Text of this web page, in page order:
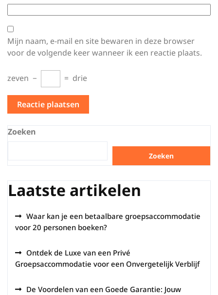
Mijn naam, e-mail en site bewaren in deze browser
voor de volgende keer wanneer ik een reactie plaats.
zeven − = drie
Zoeken
Zoeken
Laatste artikelen
Waar kan je een betaalbare groepsaccommodatie
voor 20 personen boeken?
Ontdek de Luxe van een Privé
Groepsaccommodatie voor een Onvergetelijk Verblijf
De Voordelen van een Goede Garantie: Jouw